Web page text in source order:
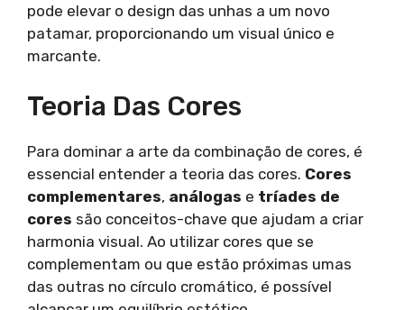
pode elevar o design das unhas a um novo
patamar, proporcionando um visual único e
marcante.
Teoria Das Cores
Para dominar a arte da combinação de cores, é
essencial entender a teoria das cores. Cores
complementares, análogas e tríades de
cores são conceitos-chave que ajudam a criar
harmonia visual. Ao utilizar cores que se
complementam ou que estão próximas umas
das outras no círculo cromático, é possível